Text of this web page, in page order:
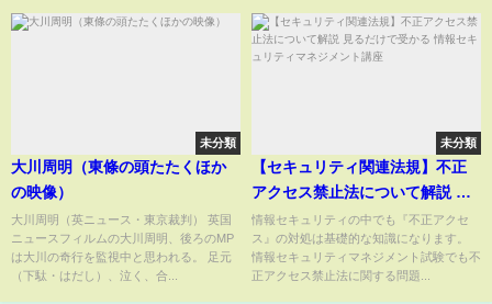
未分類
大川周明（東條の頭たたくほか
の映像）
大川周明（英ニュース・東京裁判） 英国
ニュースフィルムの大川周明、後ろのMP
は大川の奇行を監視中と思われる。 足元
（下駄・はだし）、泣く、合...
未分類
【セキュリティ関連法規】不正
アクセス禁止法について解説 見
るだけで受かる 情報セキュリテ
ィマネジメント講座
情報セキュリティの中でも『不正アクセ
ス』の対処は基礎的な知識になります。
情報セキュリティマネジメント試験でも不
正アクセス禁止法に関する問題...